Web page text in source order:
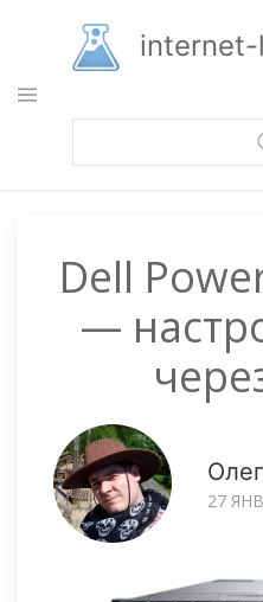
основному
содержанию
internet-
Dell
—
Олег
27